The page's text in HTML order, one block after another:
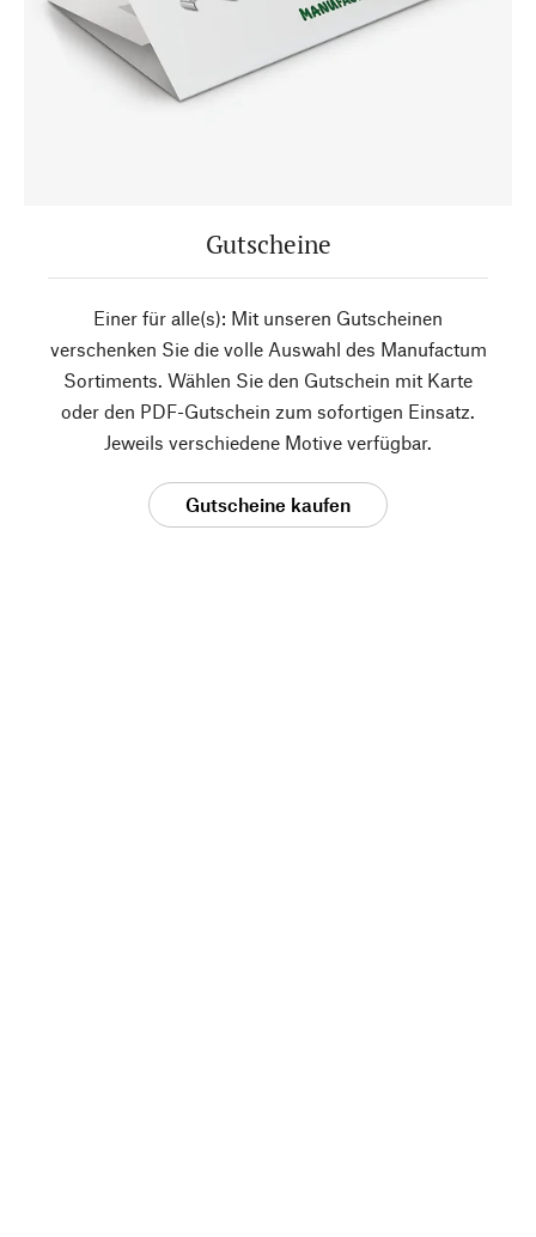
Gutscheine
Einer für alle(s): Mit unseren Gutscheinen
verschenken Sie die volle Auswahl des Manufactum
Sortiments. Wählen Sie den Gutschein mit Karte
oder den PDF-Gutschein zum sofortigen Einsatz.
Jeweils verschiedene Motive verfügbar.
Gutscheine kaufen